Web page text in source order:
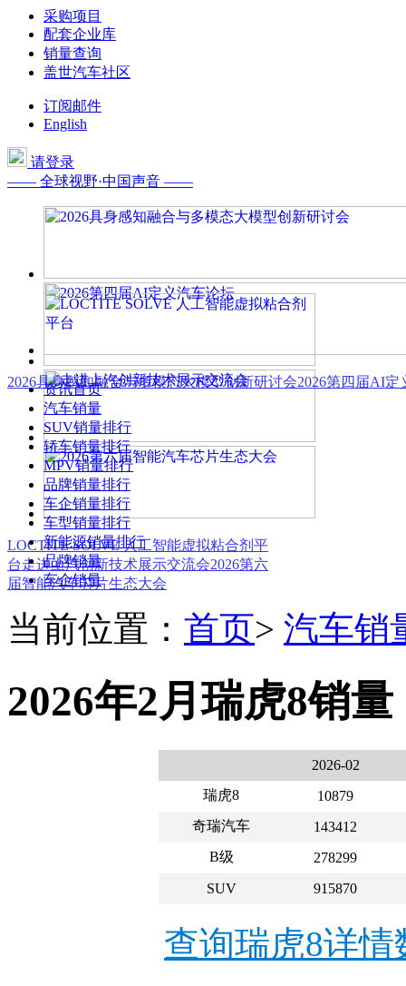
采购项目
配套企业库
销量查询
盖世汽车社区
订阅邮件
English
请登录
—— 全球视野·中国声音 ——
2026具身感知融合与多模态大模型创新研讨会2026第四届AI定
LOCTITE SOLVE 人工智能虚拟粘合剂平
台走进上汽创新技术展示交流会2026第六
届智能汽车芯片生态大会
资讯首页
汽车销量
SUV销量排行
轿车销量排行
MPV销量排行
品牌销量排行
车企销量排行
车型销量排行
新能源销量排行
品牌销量
车企销量
当前位置： 首页> 汽车销
2026年2月瑞虎8销量
2026-02
瑞虎8
10879
奇瑞汽车
143412
B级
278299
SUV
915870
查询瑞虎8详